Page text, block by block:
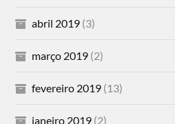
abril 2019 (3)
março 2019 (2)
fevereiro 2019 (13)
janeiro 2019 (2)